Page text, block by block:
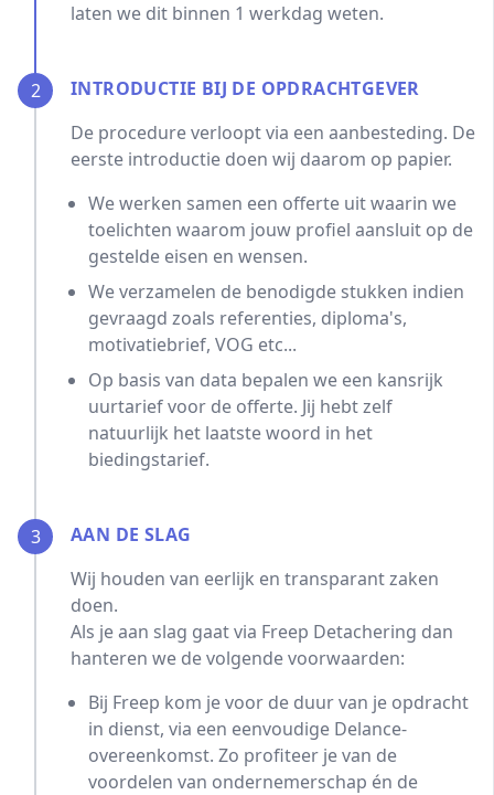
laten we dit binnen 1 werkdag weten.
2
INTRODUCTIE BIJ DE OPDRACHTGEVER
De procedure verloopt via een aanbesteding. De
eerste introductie doen wij daarom op papier.
We werken samen een offerte uit waarin we
toelichten waarom jouw profiel aansluit op de
gestelde eisen en wensen.
We verzamelen de benodigde stukken indien
gevraagd zoals referenties, diploma's,
motivatiebrief, VOG etc...
Op basis van data bepalen we een kansrijk
uurtarief voor de offerte. Jij hebt zelf
natuurlijk het laatste woord in het
biedingstarief.
3
AAN DE SLAG
Wij houden van eerlijk en transparant zaken
doen.
Als je aan slag gaat via Freep Detachering dan
hanteren we de volgende voorwaarden:
Bij Freep kom je voor de duur van je opdracht
in dienst, via een eenvoudige Delance-
overeenkomst. Zo profiteer je van de
voordelen van ondernemerschap én de